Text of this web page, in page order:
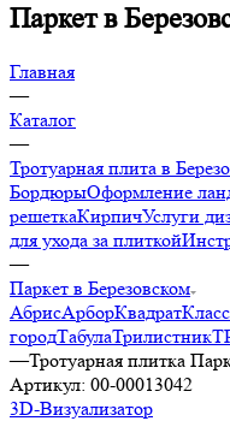
Паркет в
Главная
—
Каталог
—
Тротуарная плита в
БордюрыОформление
решеткаКирпичУслуги
для ухода за плиткой
—
Паркет в Березовском
АбрисАрборКвадрат
городТабулаТрилистник
—Тротуарная плитка
Артикул: 00-00013042
3D-Визуализатор